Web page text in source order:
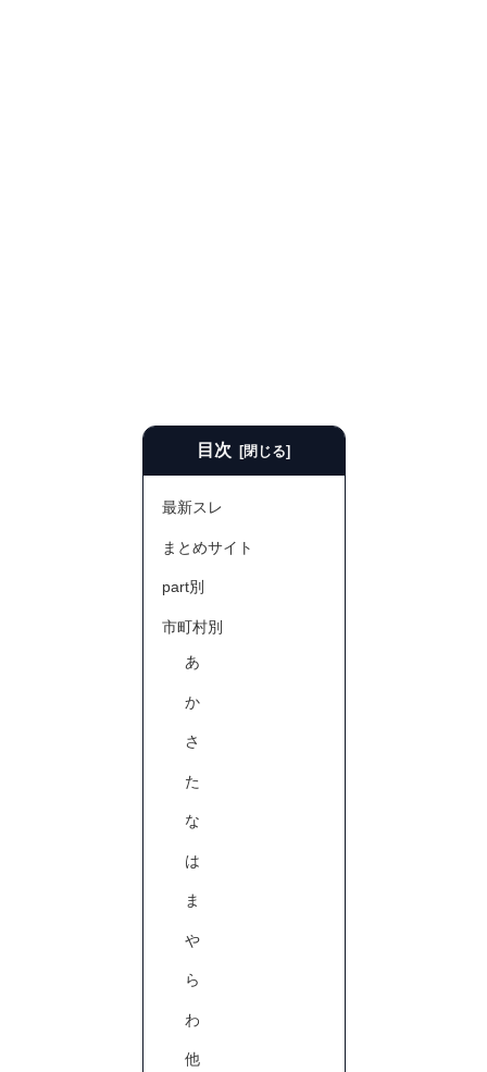
目次
最新スレ
まとめサイト
part別
市町村別
あ
か
さ
た
な
は
ま
や
ら
わ
他